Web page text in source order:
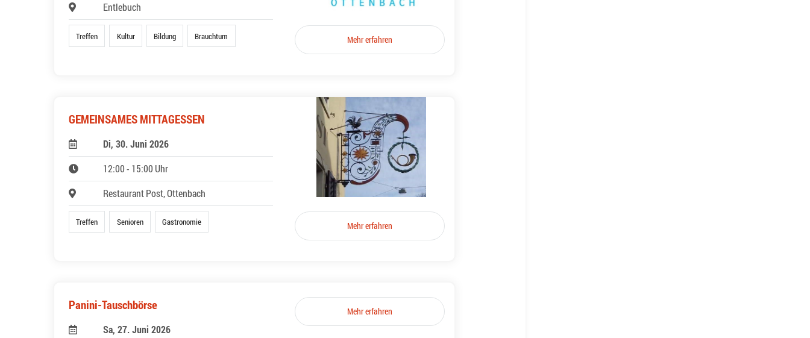
Entlebuch
Treffen Kultur Bildung Brauchtum Mehr erfahren
GEMEINSAMES MITTAGESSEN
Di, 30. Juni 2026
12:00 - 15:00 Uhr
Restaurant Post, Ottenbach
Treffen Senioren Gastronomie Mehr erfahren
Panini-Tauschbörse
Sa, 27. Juni 2026
Mehr erfahren